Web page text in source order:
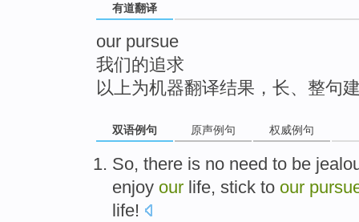
有道翻译
our pursue
我们的追求
以上为机器翻译结果，长、整句
双语例句 原声例句 权威例句
So, there is no need to be
enjoy our life, stick to our
life!